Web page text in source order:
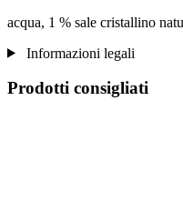
acqua, 1 % sale cristallino
Informazioni legali
Prodotti consigliati